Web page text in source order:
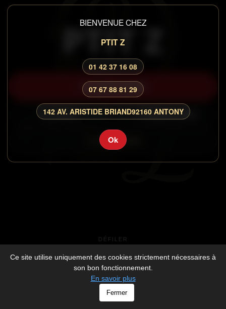
BIENVENUE CHEZ
PTIT Z
01 42 37 16 08
07 67 88 81 29
142 AV. ARISTIDE BRIAND92160 ANTONY
Ok
PTIT Z
COMMANDER
CARTE RESERVATION
CONNEXION
DÉFILER
Ce site utilise uniquement des cookies strictement nécessaires à
son bon fonctionnement.
En savoir plus
Fermer
© PTIT Z - All rights Reserved -